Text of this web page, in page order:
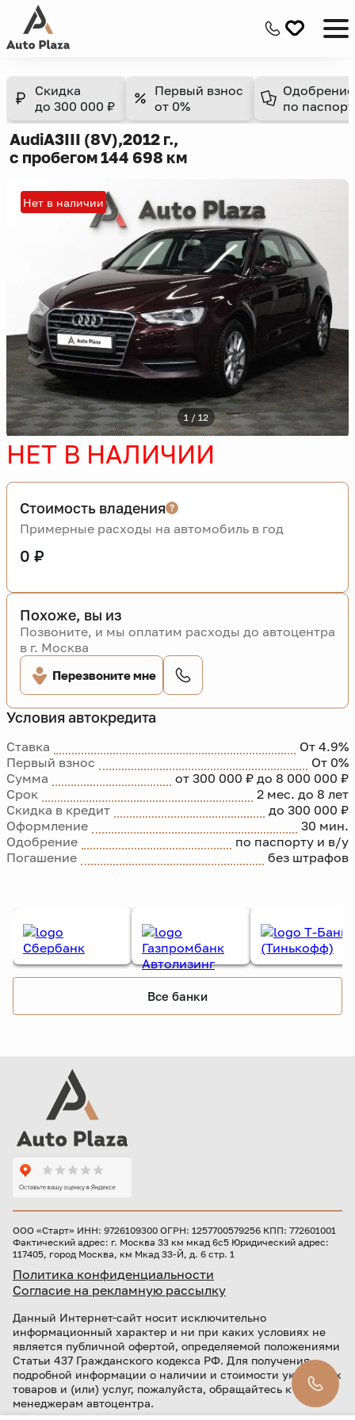
Скидка
до 300 000 ₽
Первый взнос
от 0%
Одобрение
по
AudiA3III (8V),2012 г.,
с пробегом 144 698 км
Нет в наличии
1 / 12
НЕТ В НАЛИЧИИ
Условия автокредита
Ставка
От 4.9%
Первый взнос
От 0%
Сумма
от 300 000 ₽ до 8 000 000 ₽
Срок
2 мес. до 8 лет
Скидка в кредит
до 300 000 ₽
Оформление
30 мин.
Одобрение
по паспорту и в/у
Погашение
без штрафов
Стоимость владения
Примерные расходы на автомобиль в год
0 ₽
Похоже, вы из
Позвоните, и мы оплатим расходы до автоцентра
в г. Москва
Перезвоните мне
Все банки
ООО «Старт» ИНН: 9726109300 ОГРН: 1257700579256 КПП: 772601001
Фактический адрес: г. Москва 33 км мкад 6с5 Юридический адрес:
117405, город Москва, км Мкад 33-Й, д. 6 стр. 1
Политика конфиденциальности
Согласие на рекламную рассылку
Данный Интернет-сайт носит исключительно
информационный характер и ни при каких условиях не
является публичной офертой, определяемой положениями
Статьи 437 Гражданского кодекса РФ. Для получения
подробной информации о наличии и стоимости указанных
товаров и (или) услуг, пожалуйста, обращайтесь к
менеджерам автоцентра.